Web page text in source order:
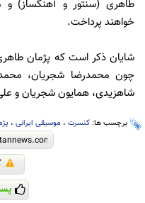
طاهری (سنتور و آهنگساز) و
خواهند پرداخت.
شایان ذکر است که پژمان طاهری
چون محمدرضا شجریان،
شاهزیدی، همایون شجریان و
برچسب ها: کنسرت ، موسیقی ایرانی ،